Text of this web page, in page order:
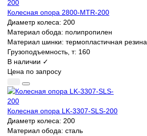
Колесная опора 2800-MTR-200
Диаметр колеса: 200
Материал обода: полипропилен
Материал шинки: термопластичная резина
Грузоподъемность, т: 160
В наличии ✓
Цена по запросу
Колесная опора LK-3307-SLS-200
Диаметр колеса: 200
Материал обода: сталь